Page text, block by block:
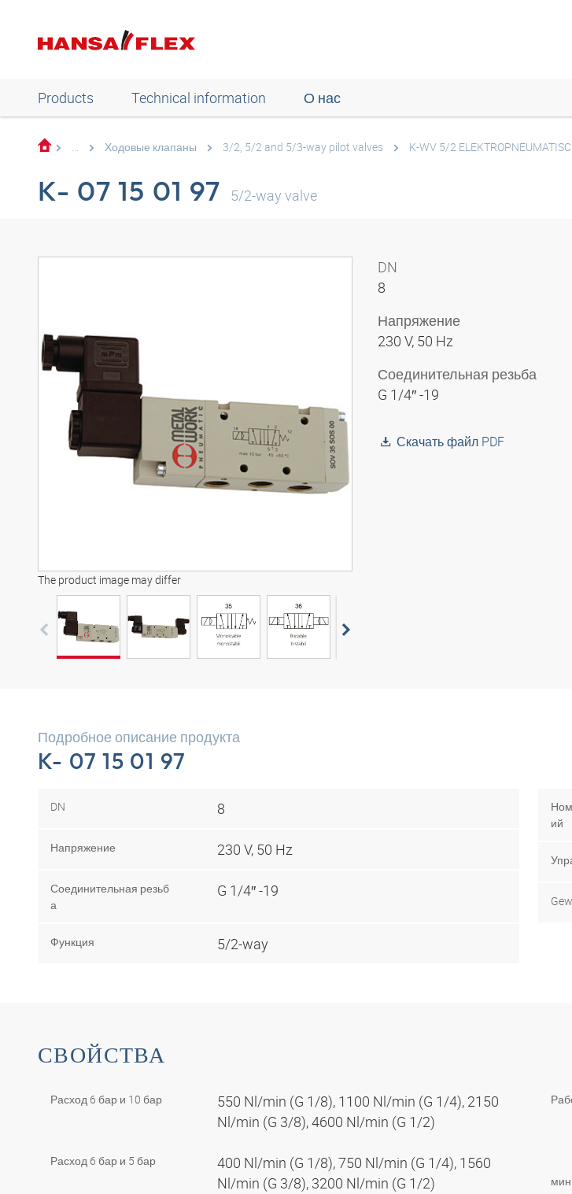
Products Technical information О нас
... Ходовые клапаны 3/2, 5/2 and 5/3-way pilot valves K-WV 5/2
K- 07 15 01 97 5/2-way valve
The product image may differ
Трехмерная модель
Трехмерная модель
DN
8
Напряжение
230 V, 50 Hz
Соединительная резьба
G 1/4″ -19
Скачать файл PDF
Подробное описание продукта
K- 07 15 01 97
DN 8
Напряжение 230 V, 50 Hz
Соединительная резьб
а
G 1/4″ -19
Функция 5/2-way
ий
СВОЙСТВА
Расход 6 бар и 10 бар
550 Nl/min (G 1/8), 1100 Nl/min (G 1/4), 2150
Nl/min (G 3/8), 4600 Nl/min (G 1/2)
Расход 6 бар и 5 бар
400 Nl/min (G 1/8), 750 Nl/min (G 1/4), 1560
Nl/min (G 3/8), 3200 Nl/min (G 1/2)